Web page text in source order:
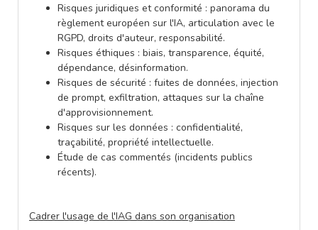
Risques juridiques et conformité : panorama du
règlement européen sur l'IA, articulation avec le
RGPD, droits d'auteur, responsabilité.
Risques éthiques : biais, transparence, équité,
dépendance, désinformation.
Risques de sécurité : fuites de données, injection
de prompt, exfiltration, attaques sur la chaîne
d'approvisionnement.
Risques sur les données : confidentialité,
traçabilité, propriété intellectuelle.
Étude de cas commentés (incidents publics
récents).
Cadrer l'usage de l'IAG dans son organisation